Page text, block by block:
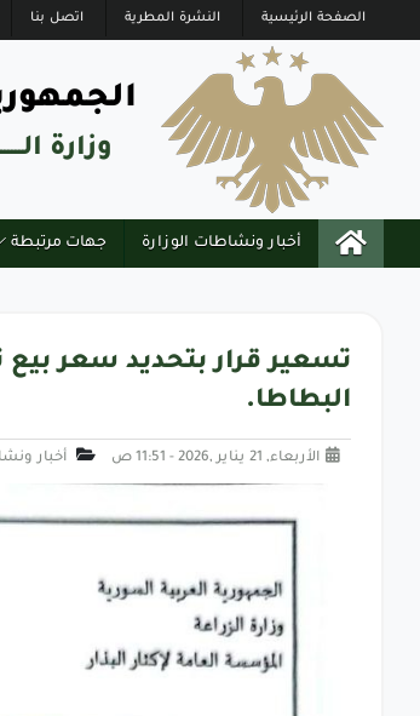
الصفحة الرئيسية النشرة المطرية اتصل بنا
وزارة
أخبار ونشاطات الوزارة جهات مرتبطة
تسعير قرار بتحديد سعر بيع
البطاطا.
الأربعاء, 21 يناير ,2026 - 11:51 ص أخبار